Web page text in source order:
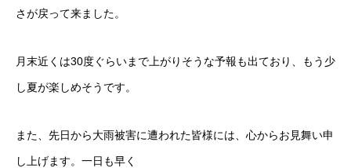
さが戻って来ました。
月末近くは30度ぐらいまで上がりそうな予報も出ており、もう少
し夏が楽しめそうです。
また、先日から大雨被害に遭われた皆様には、心からお見舞い申
し上げます。一日も早く